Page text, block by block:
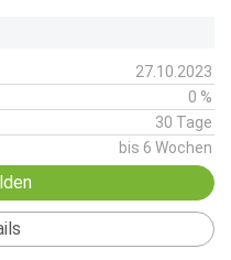
27.10.2023
0 %
30 Tage
bis 6 Wochen